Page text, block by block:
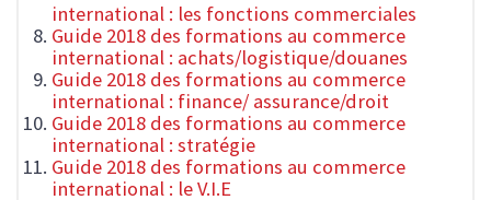
international : les fonctions commerciales
Guide 2018 des formations au commerce
international : achats/logistique/douanes
Guide 2018 des formations au commerce
international : finance/ assurance/droit
Guide 2018 des formations au commerce
international : stratégie
Guide 2018 des formations au commerce
international : le V.I.E